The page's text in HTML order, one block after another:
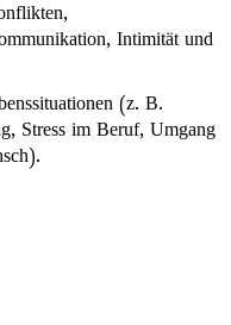
Intimität und
(z. B.
Stress im Beruf, Umgang